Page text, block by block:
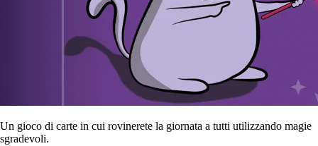
Un gioco di carte in cui rovinerete la giornata a tutti utilizzando magie
sgradevoli.